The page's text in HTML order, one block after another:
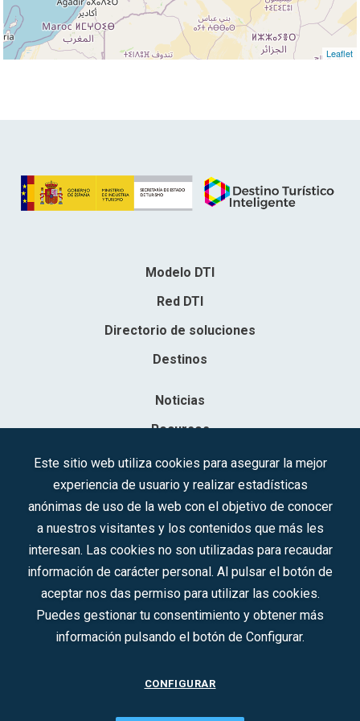
Leaflet
Modelo DTI
Red DTI
Directorio de soluciones
Destinos
Noticias
Recursos
Contacto
Sociedad Mercantil Estatal para la Gestión de la Innovación y las
Inscrita en el R.M. de Madrid, T, 12593, Se. 8, F. 129, H. 201.307.
C.I.F.: A-81/874.984
Síguenos en redes sociales:
CONTACTO
Este sitio web utiliza cookies para asegurar la mejor
experiencia de usuario y realizar estadísticas
anónimas de uso de la web con el objetivo de conocer
a nuestros visitantes y los contenidos que más les
interesan. Las cookies no son utilizadas para recaudar
información de carácter personal. Al pulsar el botón de
aceptar nos das permiso para utilizar las cookies.
Puedes gestionar tu consentimiento y obtener más
información pulsando el botón de Configurar.
CONFIGURAR